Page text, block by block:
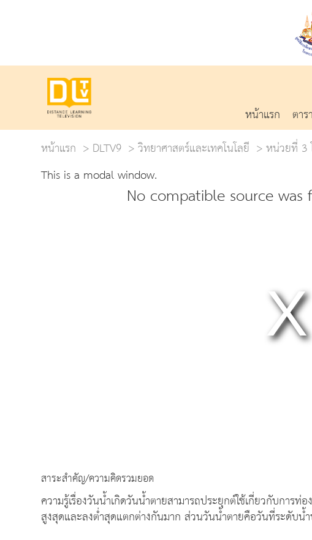
หน้าแรก ตา
หน้าแรก
DLTV9 วิทยาศาสตร์และเทคโนโลยี หน่วยที่ 3
This is a modal window.
No compatible source
สาระสำคัญ/ความคิดรวมยอด
ความรู้เรื่องวันน้ำเกิดวันน้ำตายสามารถประยุกต์ใช้เกี่ยวกับการ
สูงสุดและลงต่ำสุดแตกต่างกันมาก ส่วนวันน้ำตายคือวันที่ระดับ